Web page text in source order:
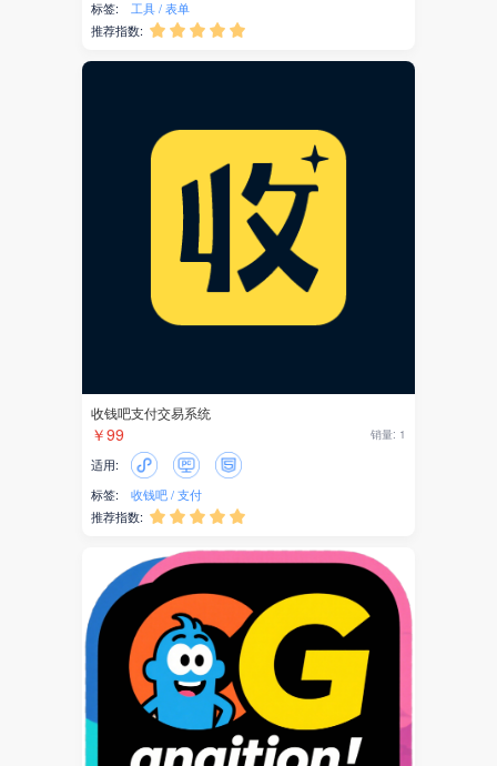
身份证识别
AI助手
社区电商
代理记账
公司年报
电商
供应链
产业服务
网银支付
银联支付
银联商务
收钱吧
AI图片
标签: 工具 表单
推荐指数:     
收钱吧支付交易系统
￥99 销量: 1
适用:
标签:
收钱吧 支付
推荐指数:     